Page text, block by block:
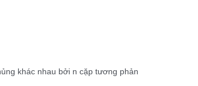
khác nhau bởi n cặp tương phản